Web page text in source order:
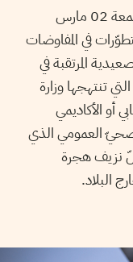
عقدت منظّمة الأطباء الشبّان، صباح الجمعة 02 مارس
في المفاوضات
المرتقبة في
تنتهجها وزارة
أو الأكاديمي
العمومي الذي
نزيف هجرة
البلاد.